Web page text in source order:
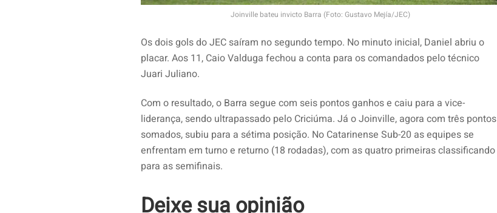
Joinville bateu invicto Barra (Foto: Gustavo Mejía/JEC)
Os dois gols do JEC saíram no segundo tempo. No minuto inicial, Daniel abriu o
placar. Aos 11, Caio Valduga fechou a conta para os comandados pelo técnico
Juari Juliano.
Com o resultado, o Barra segue com seis pontos ganhos e caiu para a vice-
liderança, sendo ultrapassado pelo Criciúma. Já o Joinville, agora com três pontos
somados, subiu para a sétima posição. No Catarinense Sub-20 as equipes se
enfrentam em turno e returno (18 rodadas), com as quatro primeiras classificando
para as semifinais.
Deixe sua opinião